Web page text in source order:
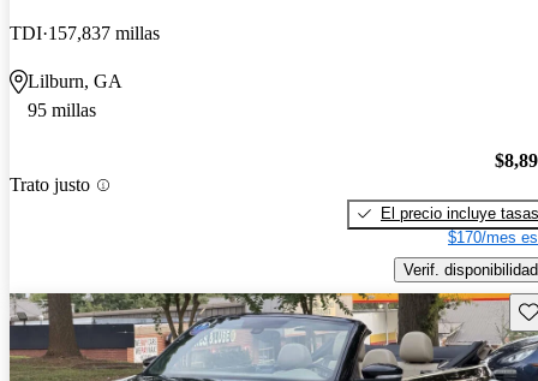
TDI 157,837 millas
Lilburn, GA
95 millas
Trato justo
El precio incluye tasas
$170/mes
Verif. disponibilidad